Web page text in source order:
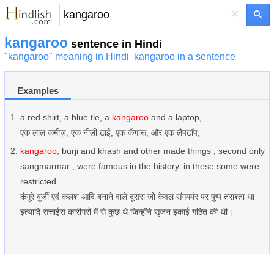
×
kangaroo sentence in Hindi
"kangaroo" meaning in Hindi kangaroo in a sentence
Examples
a red shirt, a blue tie, a kangaroo and a laptop,
एक लाल कमीज़, एक नीली टाई, एक कँगारू, और एक लैपटॉप,
kangaroo, burji and khash and other made things , second only
sangmarmar , were famous in the history, in these some were
restricted
कंगूरे बुर्जी एवं कलश आदि बनाने वाले दूसरा जो केवल संगमर्मर पर पुष्प तराश्ता था
इत्यादि सत्ताईस कारीगरों में से कुछ थे जिन्होंने सृजन इकाई गठित की थी।